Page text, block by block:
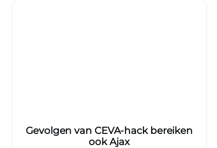
Gevolgen van CEVA-hack bereiken
ook Ajax